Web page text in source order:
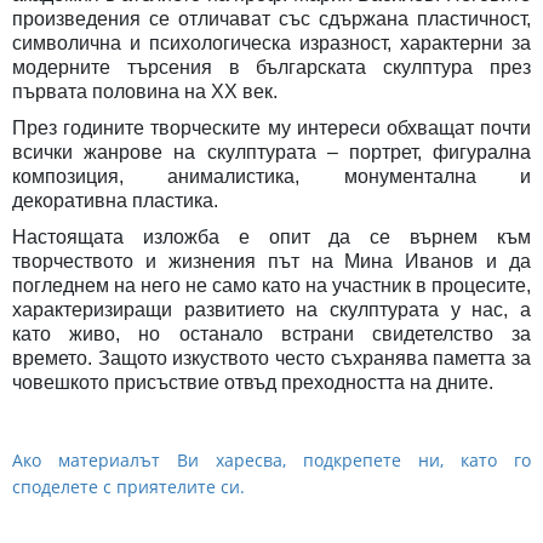
произведения се отличават със сдържана пластичност,
символична и психологическа изразност, характерни за
модерните търсения в българската скулптура през
първата половина на ХХ век.
През годините творческите му интереси обхващат почти
всички жанрове на скулптурата – портрет, фигурална
композиция, анималистика, монументална и
декоративна пластика.
Настоящата изложба е опит да се върнем към
творчеството и жизнения път на Мина Иванов и да
погледнем на него не само като на участник в процесите,
характеризиращи развитието на скулптурата у нас, а
като живо, но останало встрани свидетелство за
времето. Защото изкуството често съхранява паметта за
човешкото присъствие отвъд преходността на дните.
Ако материалът Ви харесва, подкрепете ни, като го
споделете с приятелите си.